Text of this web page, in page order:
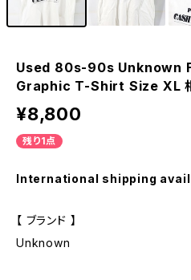
Used 80s-90s Unknown
Graphic T-Shirt Size XL
¥8,800
残り1点
International shipping
【 ブランド 】
Unknown